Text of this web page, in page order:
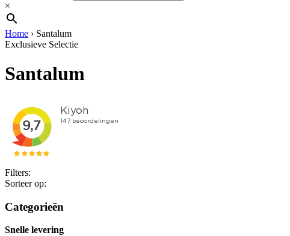
×
Home › Santalum
Exclusieve Selectie
Santalum
Filters:
Sorteer op:
Categorieën
Snelle levering